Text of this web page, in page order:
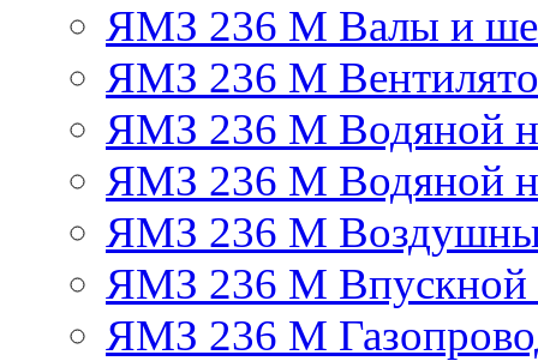
ЯМЗ 236 М Валы и
ЯМЗ 236 М
ЯМЗ 236 М Водяной
ЯМЗ 236 М Водяной
ЯМЗ 236 М
ЯМЗ 236 М Впускной
ЯМЗ 236 М